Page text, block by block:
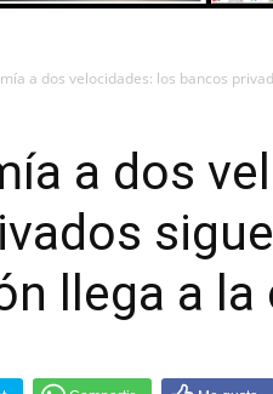
a dos velocidades: los bancos
a dos
llega a la